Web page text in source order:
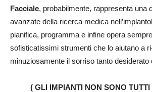
Facciale, probabilmente, rappresenta una
avanzate della ricerca medica
pianifica, programma e infine opera
sofisticatissimi strumenti che lo aiutano a
minuziosamente il sorriso tanto desiderato
( GLI IMPIANTI NON SONO TUTTI